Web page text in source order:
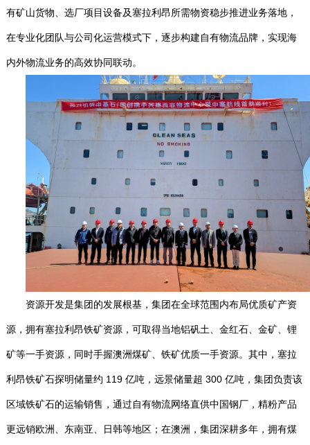
有矿山货物、选厂项目设备及塞拉利昂所需物资稳步推进业务落地，
在专业化团队与公司化运营模式下，逐步构建自有物流品牌，实现海
内外物流业务的高效协同联动。
资源开发是集团的发展根基，集团在全球范围内布局优质矿产资
源，拥有塞拉利昂铁矿资源，可取得当地铝矾土、金红石、金矿、锂
矿等一手资源，同时手握澳洲煤矿、铁矿优质一手资源。其中，塞拉
利昂铁矿石探明储量约 119 亿吨，远景储量超 300 亿吨，集团负责该
区域铁矿石的运输销售，通过自有物流网络直供中国钢厂，精粉产品
更远销欧洲、东南亚、日韩等地区；在澳洲，集团深耕多年，拥有煤